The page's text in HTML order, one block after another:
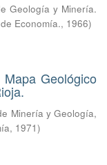
Geología y Minería.
Economía., 1966)
Geológico
Minería y Geología,
, 1971)